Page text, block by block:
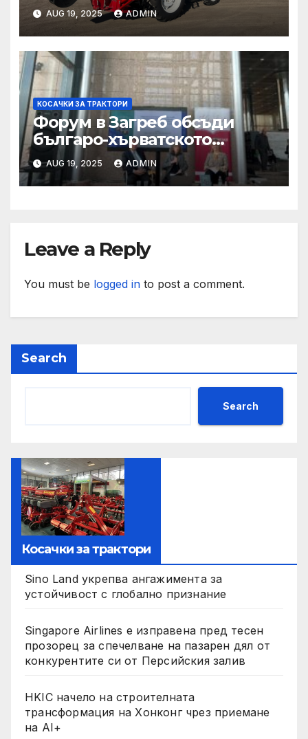
AUG 19, 2025 ADMIN
КОСАЧКИ ЗА ТРАКТОРИ
Форум в Загреб обсъди
българо-хърватското
сътрудничество
AUG 19, 2025 ADMIN
Leave a Reply
You must be logged in to post a comment.
Search
Search
Косачки за трактори
Sino Land укрепва ангажимента за
устойчивост с глобално признание
Singapore Airlines е изправена пред тесен
прозорец за спечелване на пазарен дял от
конкурентите си от Персийския залив
HKIC начело на строителната
трансформация на Хонконг чрез приемане
на AI+